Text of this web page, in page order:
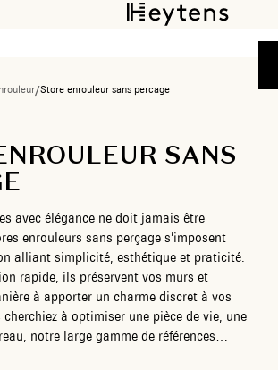
/Store enrouleur sans percage
SANS
avec élégance ne doit jamais être
enrouleurs sans perçage s’imposent
alliant simplicité, esthétique et praticité.
rapide, ils préservent vos murs et
à apporter un charme discret à vos
cherchiez à optimiser une pièce de vie, une
notre large gamme de références
besoins. Explorez des modèles